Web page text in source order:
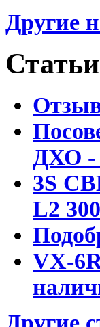
Другие
Статьи
ДХО -
3S
L2
VX-